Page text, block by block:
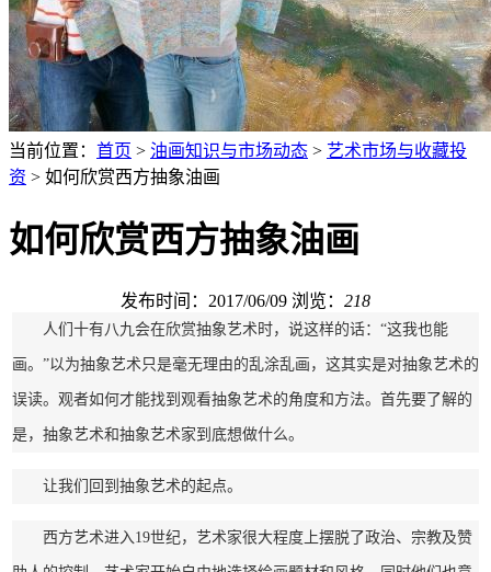
当前位置： 首页 > 油画知识与市场动态 > 艺术市场与收藏投
资 > 如何欣赏西方抽象油画
如何欣赏西方抽象油画
发布时间：2017/06/09 浏览： 218
人们十有八九会在欣赏抽象艺术时，说这样的话：“这我也能
画。”以为抽象艺术只是毫无理由的乱涂乱画，这其实是对抽象艺术的
误读。观者如何才能找到观看抽象艺术的角度和方法。首先要了解的
是，抽象艺术和抽象艺术家到底想做什么。
让我们回到抽象艺术的起点。
西方艺术进入19世纪，艺术家很大程度上摆脱了政治、宗教及赞